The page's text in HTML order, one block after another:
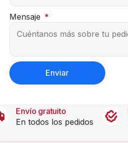
Mensaje
Enviar
Envío gratuito
En todos los pedidos